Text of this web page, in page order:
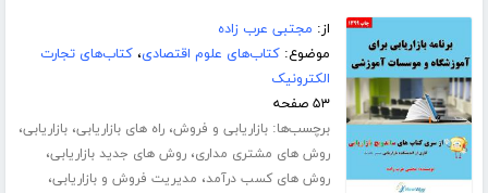
از: مجتبی عرب زاده
موضوع:کتاب‌های علوم اقتصادی،کتاب‌های تجارت
الکترونیک
۵۳ صفحه
برچسب‌ها:بازاریابی و فروش،راه های بازاریابی،بازاریابی،
روش های مشتری مداری،روش های جدید بازاریابی،
روش های کسب درآمد، مدیریت فروش و بازاریابی،